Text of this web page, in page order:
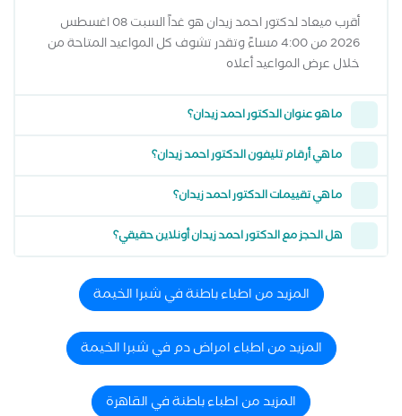
أقرب ميعاد لدكتور احمد زيدان هو غداً السبت 08 اغسطس
2026 من 4:00 مساءً وتقدر تشوف كل المواعيد المتاحة من
خلال عرض المواعيد أعلاه
ما هو عنوان الدكتور احمد زيدان؟
ما هي أرقام تليفون الدكتور احمد زيدان؟
ما هي تقييمات الدكتور احمد زيدان؟
هل الحجز مع الدكتور احمد زيدان أونلاين حقيقي؟
المزيد من اطباء باطنة في شبرا الخيمة
المزيد من اطباء امراض دم في شبرا الخيمة
المزيد من اطباء باطنة في القاهرة